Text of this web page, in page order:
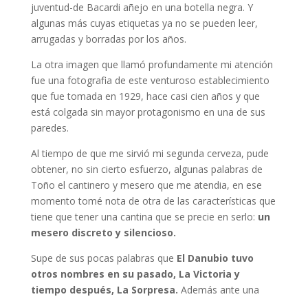
juventud-de Bacardi añejo en una botella negra. Y
algunas más cuyas etiquetas ya no se pueden leer,
arrugadas y borradas por los años.
La otra imagen que llamó profundamente mi atención
fue una fotografia de este venturoso establecimiento
que fue tomada en 1929, hace casi cien años y que
está colgada sin mayor protagonismo en una de sus
paredes.
Al tiempo de que me sirvió mi segunda cerveza, pude
obtener, no sin cierto esfuerzo, algunas palabras de
Toño el cantinero y mesero que me atendia, en ese
momento tomé nota de otra de las características que
tiene que tener una cantina que se precie en serlo: un
mesero discreto y silencioso.
Supe de sus pocas palabras que El Danubio tuvo
otros nombres en su pasado, La Victoria y
tiempo después, La Sorpresa. Además ante una